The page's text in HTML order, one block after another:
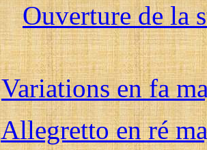
Ouverture de la
Variations en fa
Allegretto en ré